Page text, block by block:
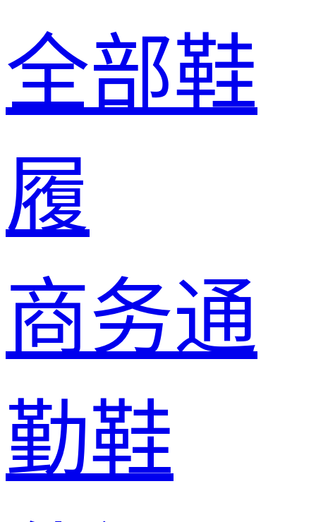
全部鞋
履
商务通
勤鞋